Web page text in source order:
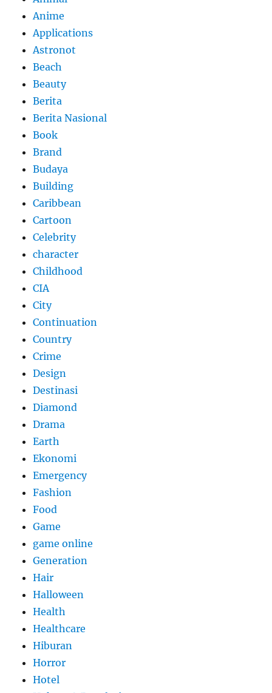
Anime
Applications
Astronot
Beach
Beauty
Berita
Berita Nasional
Book
Brand
Budaya
Building
Caribbean
Cartoon
Celebrity
character
Childhood
CIA
City
Continuation
Country
Crime
Design
Destinasi
Diamond
Drama
Earth
Ekonomi
Emergency
Fashion
Food
Game
game online
Generation
Hair
Halloween
Health
Healthcare
Hiburan
Horror
Hotel